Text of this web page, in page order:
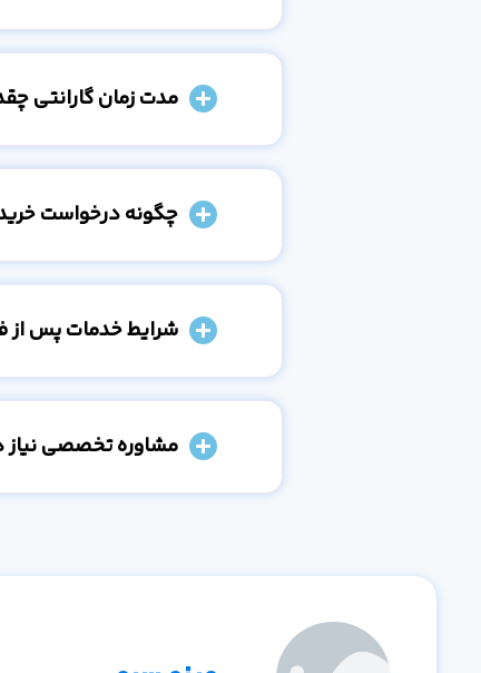
مدت زمان گارانتی
چگونه درخواست
شرایط خدمات پس
مشاوره تخصصی نیاز